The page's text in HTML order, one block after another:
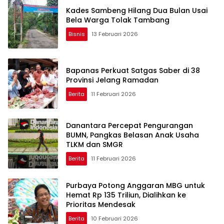
Kades Sambeng Hilang Dua Bulan Usai
Bela Warga Tolak Tambang
Bisnis 13 Februari 2026
Bapanas Perkuat Satgas Saber di 38
Provinsi Jelang Ramadan
Berita 11 Februari 2026
Danantara Percepat Pengurangan
BUMN, Pangkas Belasan Anak Usaha
TLKM dan SMGR
Berita 11 Februari 2026
Purbaya Potong Anggaran MBG untuk
Hemat Rp 135 Triliun, Dialihkan ke
Prioritas Mendesak
Berita 10 Februari 2026